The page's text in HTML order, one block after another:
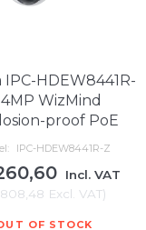
IPC-HDEW8441R-
WizMind
proof PoE
IPC-HDEW8441R-Z
Incl. VAT
Excl. VAT)
OF STOCK